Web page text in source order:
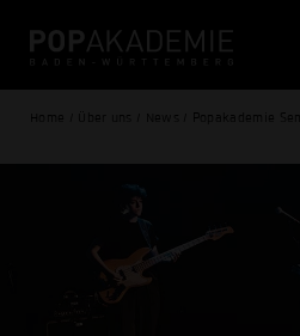
Home / Über uns / News / Popakademie